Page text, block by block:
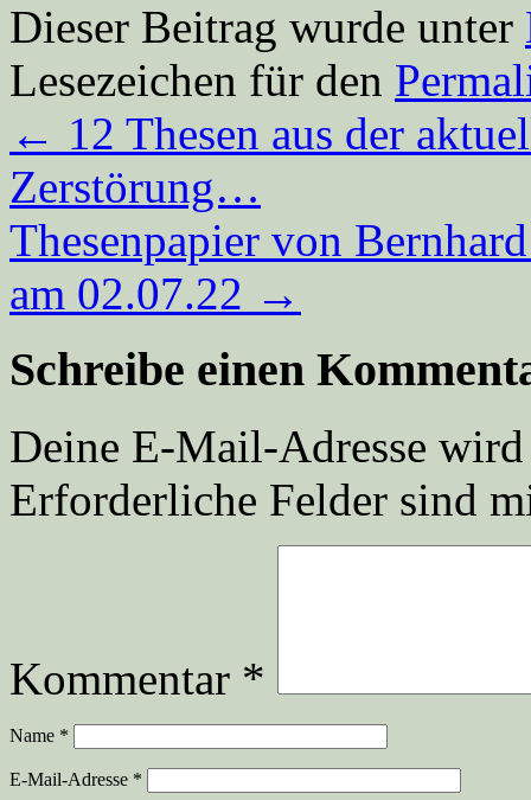
Dieser Beitrag wurde unter
Lesezeichen für den
← 12 Thesen aus der
Zerstörung…
Thesenpapier von
am 02.07.22 →
Schreibe einen
Deine E-Mail-Adresse
Erforderliche Felder sind
Kommentar *
Name *
E-Mail-Adresse *